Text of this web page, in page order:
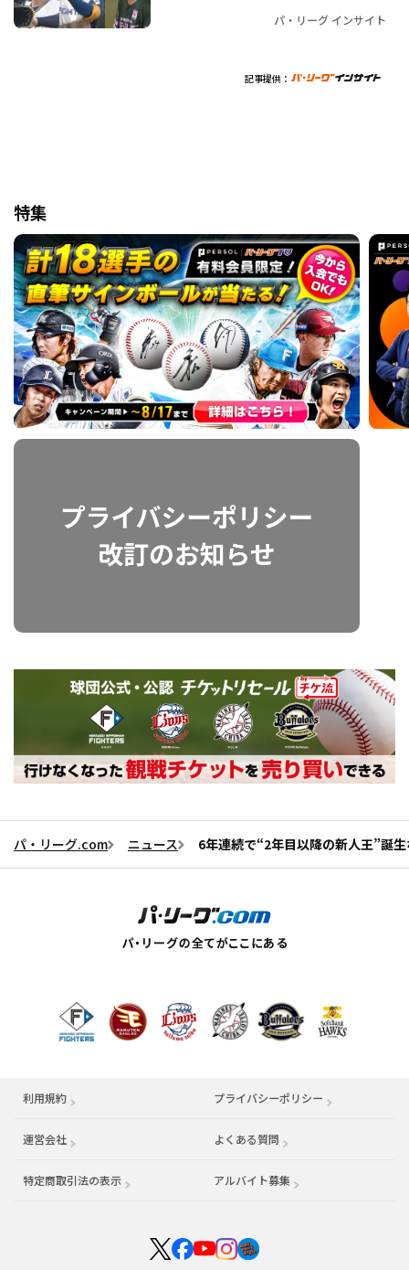
パ・リーグ インサイト
記事提供：
特集
パ・リーグ.com ニュース 6年連続で“2年目以降の新人王”誕
利用規約 プライバシーポリシー
運営会社 （別ウィンドウで開く） よくある質問
特定商取引法の表示 アルバイト募集 （別ウィンドウで開く